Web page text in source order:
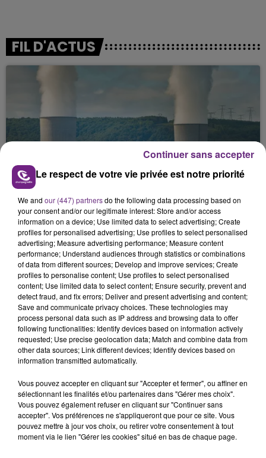
FIL D'ACTUS
LA CENTRALE NUCLÉAIRE DE CHOOZ
TOUJOURS À L'ARRÊT
Cela fait déjà une semaine que la centrale
nucléaire ardennaise est à l'arrêt. Une situation
justifiée par la sécheresse intense qui est toujours
présente.
LE MAGASIN JOUÉCLUB DE REIMS FERME
SES PORTES
C'était l'une des institutions du centre-ville
rémois. Le magasin JouéClub est contraint de
fermer ses portes.
TITRES DIFFUSÉS
22h54
22h54 22h51
22h51
Le respect de votre vie privée est notre priorité
We and our (447) partnersdo the following data processing based on
your consent and/or our legitimate interest: Store and/or access
information on a device; Use limited data to select advertising; Create
profiles for personalised advertising; Use profiles to select personalised
advertising; Measure advertising performance; Measure content
performance; Understand audiences through statistics or combinations
of data from different sources; Develop and improve services; Create
profiles to personalise content; Use profiles to select personalised
content; Use limited data to select content; Ensure security, prevent and
detect fraud, and fix errors; Deliver and present advertising and content;
Save and communicate privacy choices. These technologies may
process personal data such as IP address and browsing data to offer
following functionalities: Identify devices based on information actively
requested; Use precise geolocation data; Match and combine data from
other data sources; Link different devices; Identify devices based on
information transmitted automatically.
Vous pouvez accepter en cliquant sur "Accepter et fermer", ou affiner en
sélectionnant les finalités et/ou partenaires dans "Gérer mes choix".
Vous pouvez également refuser en cliquant sur "Continuer sans
accepter". Vos préférences ne s'appliqueront que pour ce site. Vous
pouvez mettre à jour vos choix, ou retirer votre consentement à tout
moment via le lien "Gérer les cookies" situé en bas de chaque page.
Continuer sans accepter